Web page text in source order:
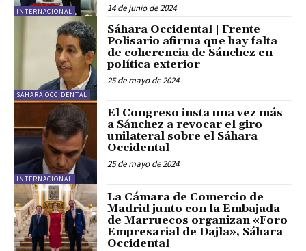
INTERNACIONAL 14 de junio de 2024
SÁHARA OCCIDENTAL
Sáhara Occidental | Frente
Polisario afirma que hay falta
de coherencia de Sánchez en
política exterior
25 de mayo de 2024
INTERNACIONAL
El Congreso insta una vez más
a Sánchez a revocar el giro
unilateral sobre el Sáhara
Occidental
25 de mayo de 2024
La Cámara de Comercio de
Madrid junto con la Embajada
de Marruecos organizan «Foro
Empresarial de Dajla», Sáhara
Occidental